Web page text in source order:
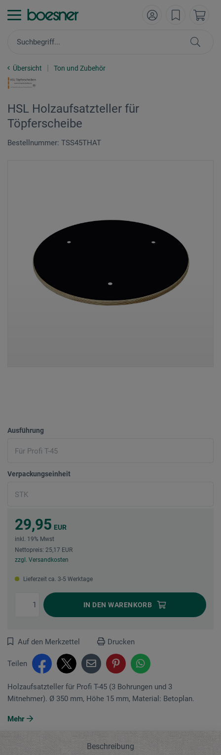
Übersicht Ton und Zubehör
HSL Holzaufsatzteller für
Töpferscheibe
Bestellnummer: TSS45THAT
Ausführung
Verpackungseinheit
29,95 EUR
inkl. 19% Mwst
Nettopreis: 25,17 EUR
zzgl. Versandkosten
Lieferzeit ca. 3-5 Werktage
IN DEN WARENKORB
Auf den Merkzettel Drucken
Teilen
Holzaufsatzteller für Profi T-45 (3 Bohrungen und 3
Mitnehmer). Ø 350 mm, Höhe 15 mm, Material: Betoplan.
Mehr
Beschreibung